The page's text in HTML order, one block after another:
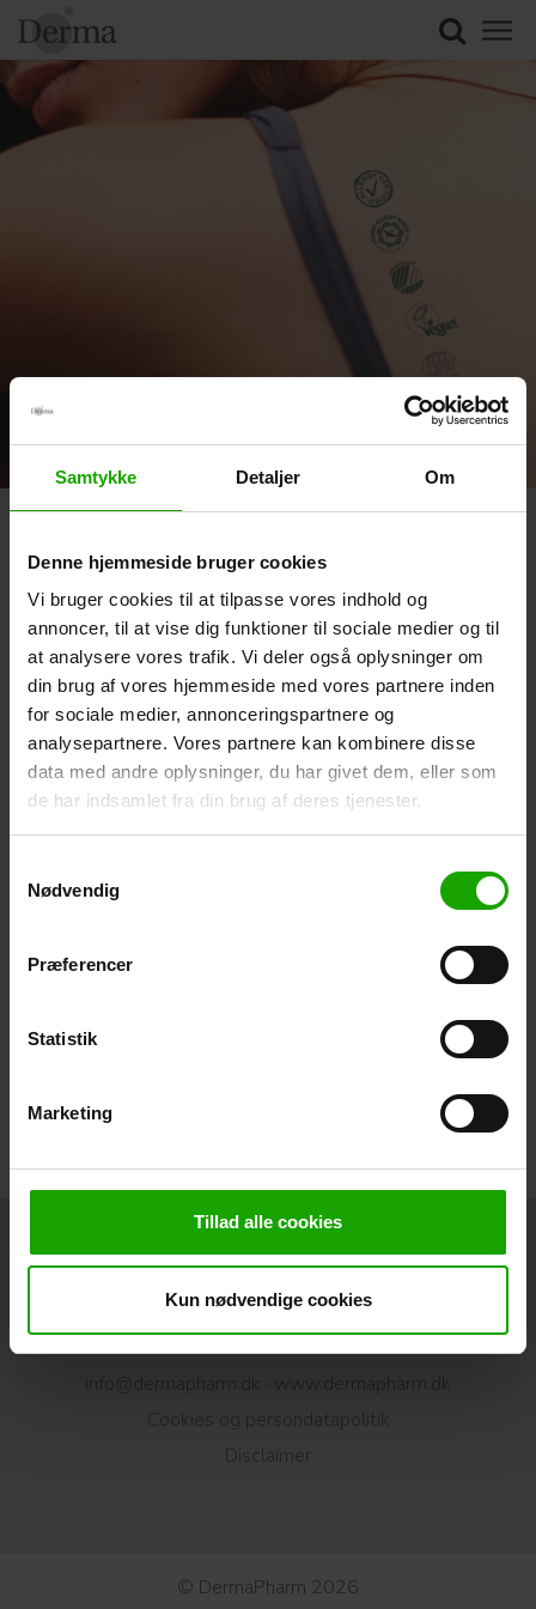
Samtykke Detaljer Om
Denne hjemmeside bruger cookies
Vi bruger cookies til at tilpasse vores indhold og
annoncer, til at vise dig funktioner til sociale medier og til
at analysere vores trafik. Vi deler også oplysninger om
din brug af vores hjemmeside med vores partnere inden
for sociale medier, annonceringspartnere og
analysepartnere. Vores partnere kan kombinere disse
data med andre oplysninger, du har givet dem, eller som
de har indsamlet fra din brug af deres tjenester.
Nødvendig
Præferencer
Statistik
Marketing
Tillad alle cookies
Kun nødvendige cookies
Stadig flere udvikler allergi over for stoffer, som huden
kommer i kontakt med. Også mænd og helt små børn får
hudallergi. Helt nye tal for hudallergi i Europa understreger
vigtigheden af, at der kontinuerligt arbejdes med
hudvenlige produkter. For eksempel har hvert femte barn i
England kontaktallergi, børn i Danmark får allergi i en tidlig
alder, og i Portugal har hvert ottende barn i alderen 5-14 år
kontaktallergi. Den gode nyhed er, at hudallergi nemt kan
forebygges.
(Videncenter for Allergi)
Derma er produceret af DermaPharm A/S · Europavej 10 ·
DK-8990 Fårup
CVR: 89 45 31 19 · Tlf.:+ 45 86 47 77 44· E-mail:
www.dermapharm.dk
Cookies og persondatapolitik​
Disclaimer
© DermaPharm 2026